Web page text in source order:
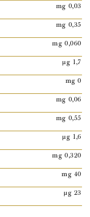
mg 0,03
mg 0,35
mg 0,060
µg 1,7
mg 0
mg 0,06
mg 0,55
µg 1,6
mg 0,320
mg 40
µg 23